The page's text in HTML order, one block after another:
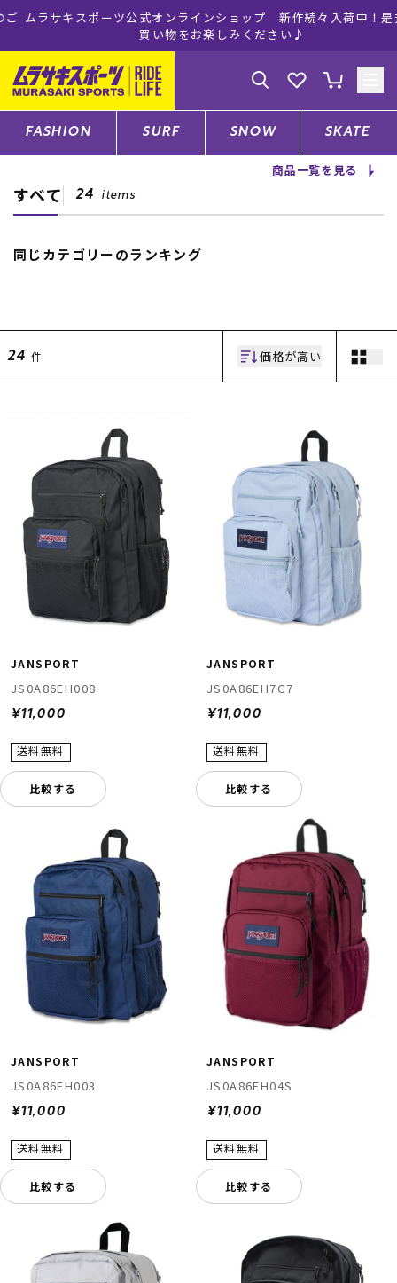
ムラサキスポーツ公式オンラインショップ 新作続々入荷中！是非お
買い物をお楽しみください♪
ゲスト様
ログイン 会員登録
スノーTOP
スケートTOP
CONTENTS
ブランド一覧
特集一覧
スタッフスナップ
中古/アウトレット サー
フ
中古/アウトレット スノ
SUPPORT
ご利用ガイド
会員ランク
アフターサポート
下取り保証について
よくある質問
店舗一覧
ニュース
ムラサキスポーツ 公式アプリ
ポイント・クーポンもこのアプリで！
FASHION SURF SNOW SKATE
商品一覧を見る
すべて 24 items
同じカテゴリーのランキング
24 件 価格が高い
JANSPORT
JS0A86EH008
¥11,000
比較する
JANSPORT
JS0A86EH7G7
¥11,000
比較する
JANSPORT
JS0A86EH003
¥11,000
比較する
JANSPORT
JS0A86EH04S
¥11,000
比較する